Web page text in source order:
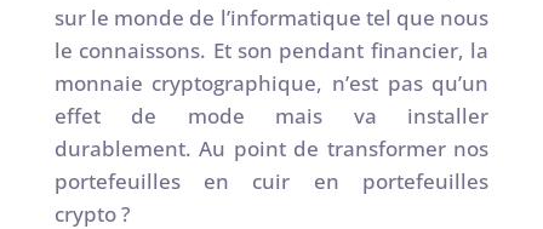
sur le monde de l’informatique tel que nous
le connaissons. Et son pendant financier, la
monnaie cryptographique, n’est pas qu’un
effet de mode mais va installer
durablement. Au point de transformer nos
portefeuilles en cuir en portefeuilles
crypto ?